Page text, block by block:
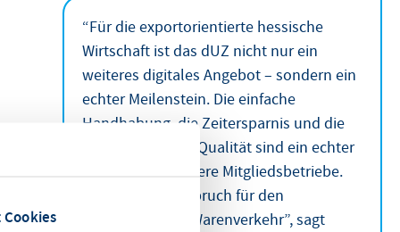
“Für die exportorientierte hessische
Wirtschaft ist das dUZ nicht nur ein
weiteres digitales Angebot– sondern ein
echter Meilenstein. Die einfache
Handhabung, die Zeitersparnis und die
hohe technische Qualität sind ein echter
Mehrwert für unsere Mitgliedsbetriebe.
Ein echter Durchbruch für den
internationalen Warenverkehr”, sagt